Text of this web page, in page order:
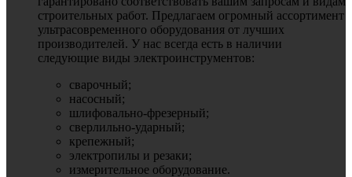
строительных работ. Предлагаем огромный ассортимент
ультрасовременного оборудования от лучших
производителей. У нас всегда есть в наличии
следующие виды электроинструментов:
сварочный;
насосный;
шлифовально-фрезерный;
сверлильно-ударный;
крепежный;
электропилы и резаки;
измерительное оборудование.